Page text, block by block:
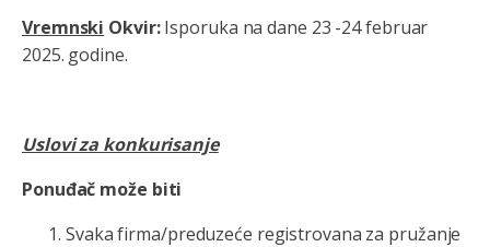
Vremnski Okvir:Isporuka na dane 23 -24 februar
2025. godine.
Uslovi za konkurisanje
Ponuđač može biti
Svaka firma/preduzeće registrovana za pružanje